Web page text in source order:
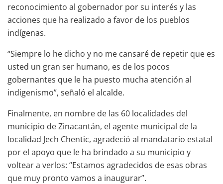
reconocimiento al gobernador por su interés y las
acciones que ha realizado a favor de los pueblos
indígenas.
“Siempre lo he dicho y no me cansaré de repetir que es
usted un gran ser humano, es de los pocos
gobernantes que le ha puesto mucha atención al
indigenismo”, señaló el alcalde.
Finalmente, en nombre de las 60 localidades del
municipio de Zinacantán, el agente municipal de la
localidad Jech Chentic, agradeció al mandatario estatal
por el apoyo que le ha brindado a su municipio y
voltear a verlos: “Estamos agradecidos de esas obras
que muy pronto vamos a inaugurar”.